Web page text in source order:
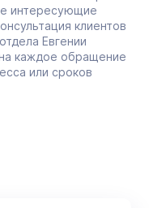
интересующие
клиентов
Евгении
каждое обращение
или сроков